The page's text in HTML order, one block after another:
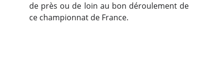
de près ou de loin au bon déroulement de
ce championnat de France.